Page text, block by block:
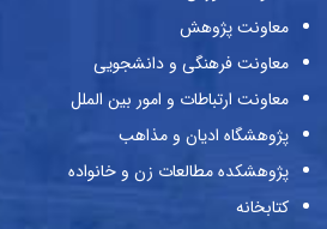
معاونت پژوهش
معاونت فرهنگی و دانشجویی
معاونت ارتباطات و امور بین الملل
پژوهشگاه ادیان و مذاهب
پژوهشکده مطالعات زن و خانواده
کتابخانه